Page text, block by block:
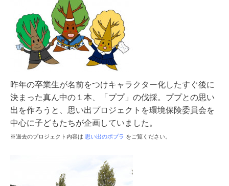
昨年の卒業生が名前をつけキャラクター化したすぐ後に
決まった真ん中の１本、「ププ」の伐採。 ププとの思い
出を作ろうと、思い出プロジェクトを環境保険委員会を
中心に子どもたちが企画していました。
※過去のプロジェクト内容は 思い出のポプラ をご覧ください。